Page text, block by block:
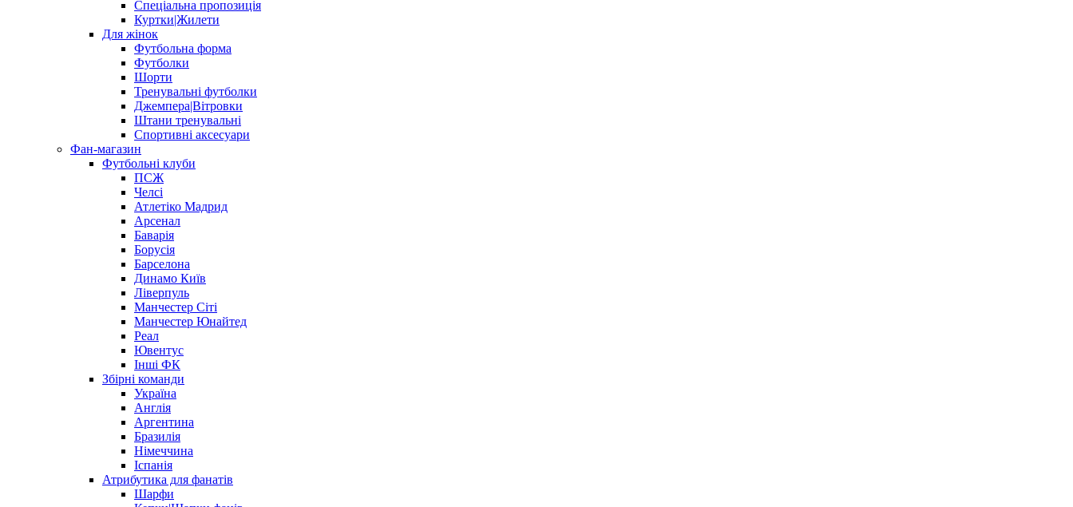
Спеціальна пропозиція
Куртки|Жилети
Для жінок
Футбольна форма
Футболки
Шорти
Тренувальні футболки
Джемпера|Вітровки
Штани тренувальні
Спортивні аксесуари
Фан-магазин
Футбольні клуби
ПСЖ
Челсі
Атлетіко Мадрид
Арсенал
Баварія
Борусія
Барселона
Динамо Київ
Ліверпуль
Манчестер Сіті
Манчестер Юнайтед
Реал
Ювентус
Інші ФК
Збірні команди
Україна
Англія
Аргентина
Бразилія
Німеччина
Іспанія
Атрибутика для фанатів
Шарфи